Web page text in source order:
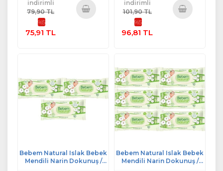
indirimli
79,90 TL
%5
75,91 TL
indirimli
101,90 TL
%5
96,81 TL
Bebem Natural Islak Bebek
Mendili Narin Dokunuş /
Bebem Natural Islak Bebek
Mendili Narin Dokunuş /